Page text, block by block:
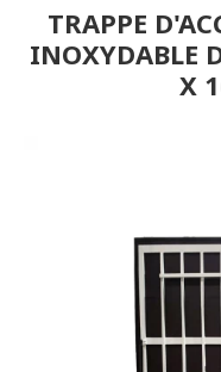
TRAPPE
INOXYDABLE
X